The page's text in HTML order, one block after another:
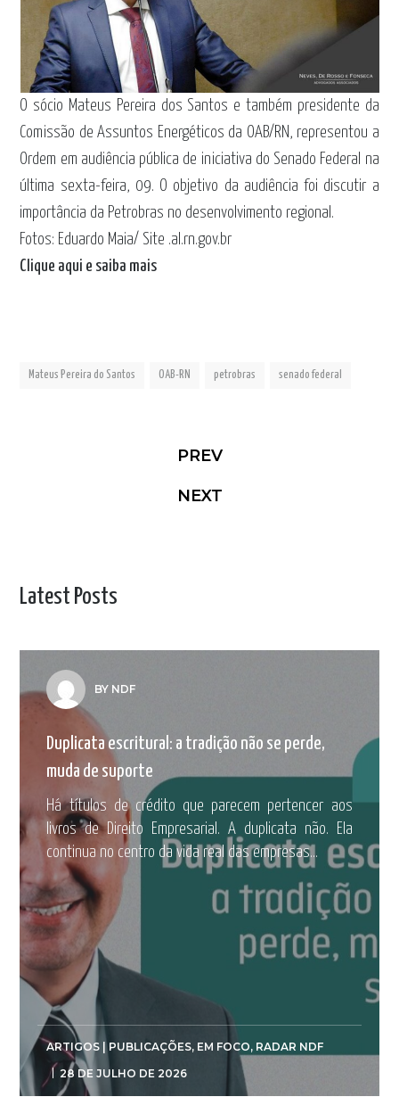
O sócio Mateus Pereira dos Santos e também presidente da
Comissão de Assuntos Energéticos da OAB/RN, representou a
Ordem em audiência pública de iniciativa do Senado Federal na
última sexta-feira, 09. O objetivo da audiência foi discutir a
importância da Petrobras no desenvolvimento regional.
Fotos: Eduardo Maia/ Site .al.rn.gov.br
Clique aqui e saiba mais
Mateus Pereira do Santos OAB-RN petrobras senado federal
PREV
NEXT
Latest Posts
BY NDF
Duplicata escritural: a tradição não se perde,
muda de suporte
Há títulos de crédito que parecem pertencer aos
livros de Direito Empresarial. A duplicata não. Ela
continua no centro da vida real das empresas...
ARTIGOS | PUBLICAÇÕES, EM FOCO, RADAR NDF
28 DE JULHO DE 2026